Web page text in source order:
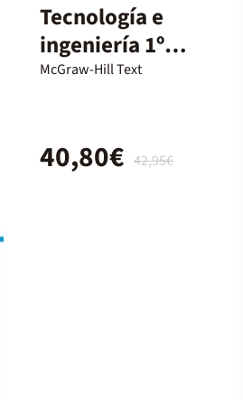
Tecnología e
ingeniería 1º
Batx.
McGraw-Hill Text
42,95€
40,80€